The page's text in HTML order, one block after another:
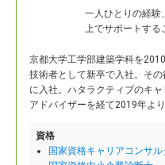
一人ひとりの経験
上でサポートす
京都大学工学部建築学科を
技術者として新卒で入社。 その
に入社。ハタラクティブのキ
アドバイザーを経て2019年よ
資格
国家資格キャリアコンサル